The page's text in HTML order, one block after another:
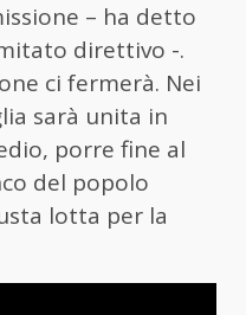
– ha detto
direttivo -.
ci fermerà. Nei
sarà unita in
porre fine al
del popolo
lotta per la